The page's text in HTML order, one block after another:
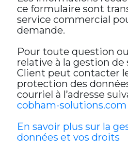
ce formulaire sont
service commercial
demande.
Pour toute question
relative à la gestion de
Client peut contacter
protection des
courriel à l’adresse
cobham-solutions.com
En savoir plus sur la
données et vos droits